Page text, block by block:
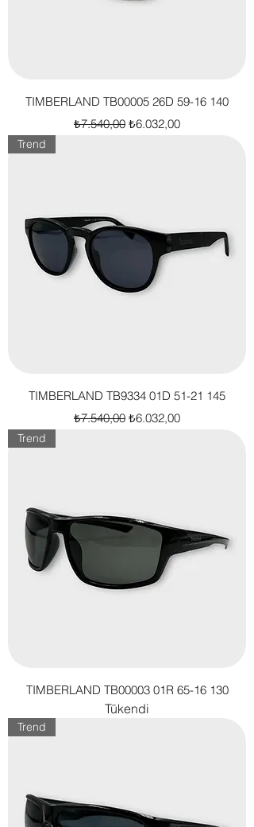
TIMBERLAND TB00005 26D 59-16 140
Normal Fiyat
₺7.540,00 İndirimli Fiyat
₺6.032,00
Trend
TIMBERLAND TB9334 01D 51-21 145
Normal Fiyat
₺7.540,00 İndirimli Fiyat
₺6.032,00
Trend
TIMBERLAND TB00003 01R 65-16 130
Tükendi
Trend